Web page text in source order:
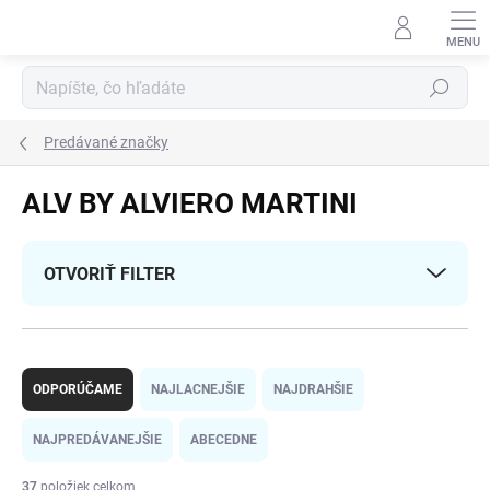
Hľadať
Predávané značky
ALV BY ALVIERO MARTINI
OTVORIŤ FILTER
R
d
i
ODPORÚČAME NAJLACNEJŠIE NAJDRAHŠIE
NAJPREDÁVANEJŠIE ABECEDNE
37 položiek celkom